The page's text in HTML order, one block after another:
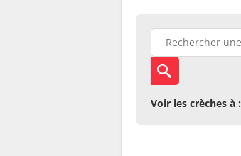
Voir les crèches à :